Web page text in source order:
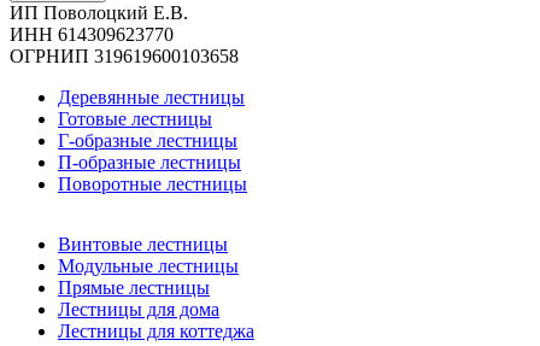
ИП Поволоцкий Е.В.
ИНН 614309623770
ОГРНИП 319619600103658
Деревянные лестницы
Готовые лестницы
Г-образные лестницы
П-образные лестницы
Поворотные лестницы
Винтовые лестницы
Модульные лестницы
Прямые лестницы
Лестницы для дома
Лестницы для коттеджа